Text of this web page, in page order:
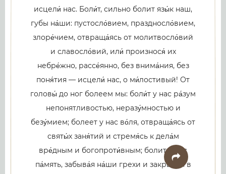
исцели́ нас. Боли́т, сильно болит язы́к наш,
губы на́ши: пустосло́вием, праздносло́вием,
злоре́чием, отвраща́ясь от молитвосло́вий
и славосло́вий, или́ произнося́ их
небре́жно, рассе́янно, без внима́ния, без
поня́тия — исцели́ нас, о ми́лостивый! От
головы́ до ног болеем мы: боли́т у нас ра́зум
непонятливостью, неразу́мностью и
безу́мием; болеет у нас во́ля, отвраща́ясь от
святы́х заня́тий и стремя́сь к дела́м
вре́дным и богопроти́вным; болит у нас
па́мять, забыва́я на́ши грехи и закрывая в